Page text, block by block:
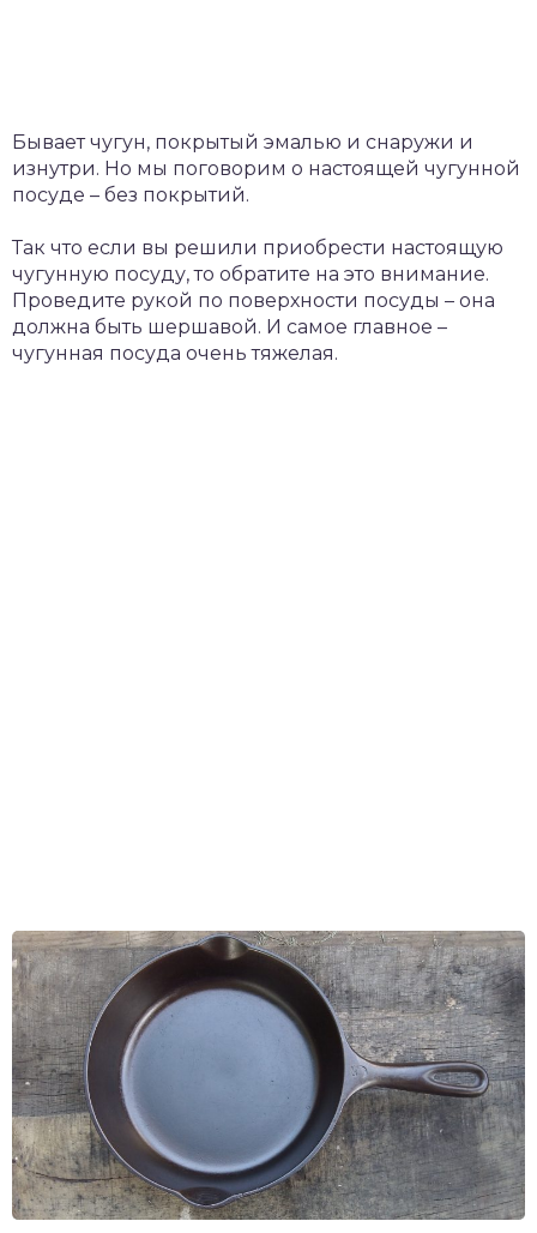
Бывает чугун, покрытый эмалью и снаружи и
изнутри. Но мы поговорим о настоящей чугунной
посуде – без покрытий.
Так что если вы решили приобрести настоящую
чугунную посуду, то обратите на это внимание.
Проведите рукой по поверхности посуды – она
должна быть шершавой. И самое главное –
чугунная посуда очень тяжелая.